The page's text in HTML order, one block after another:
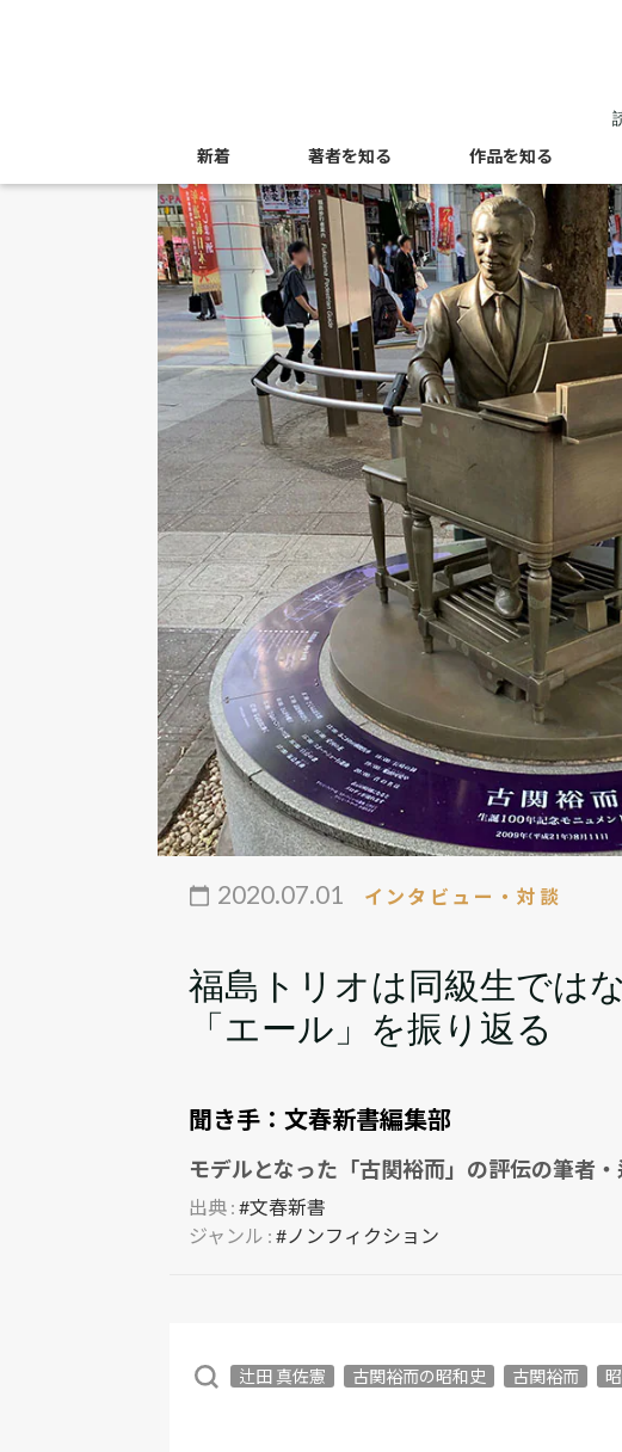
新着 著者を知る 作品を知る
2020.07.01 インタビュー・対談
福島トリオは同級生で
「エール」を振り返る
聞き手： 文春新書編集部
モデルとなった「古関裕而」の評伝の筆者
出典 : #文春新書
ジャンル : #ノンフィクション
辻田 真佐憲 古関裕而の昭和史 古関裕而